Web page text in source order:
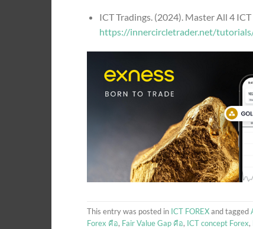
ICT Tradings. (2024). Master All 4
https://innercircletrader.net/
This entry was posted in ICT FOREXand tagged
Forex คือ, Fair Value Gap คือ, ICT concept Forex,